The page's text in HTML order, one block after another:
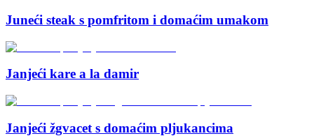
Juneći steak s pomfritom i domaćim umakom
Janjeći kare a la damir
Janjeći žgvacet s domaćim pljukancima